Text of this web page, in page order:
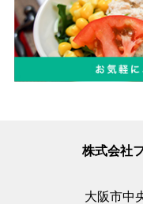
株式会社
大阪市中